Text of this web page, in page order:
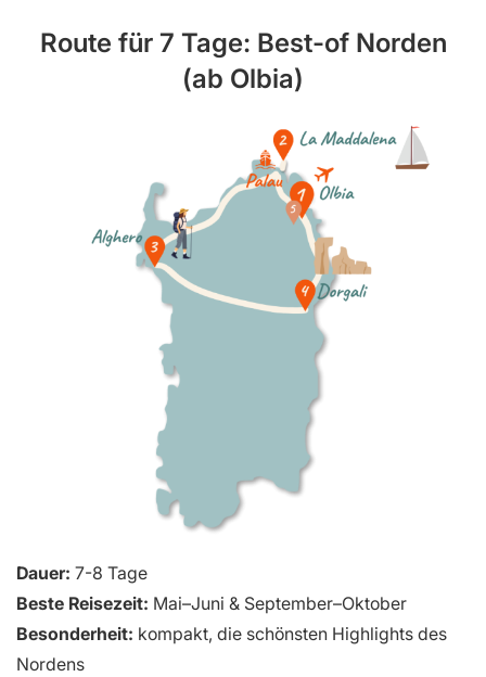
Route für 7 Tage: Best-of Norden
(ab Olbia)
Dauer: 7-8 Tage
Beste Reisezeit: Mai–Juni & September–Oktober
Besonderheit: kompakt, die schönsten Highlights des
Nordens